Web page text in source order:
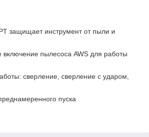
защищает инструмент от пыли и
включение пылесоса AWS для работы
сверление, сверление с ударом,
пуска